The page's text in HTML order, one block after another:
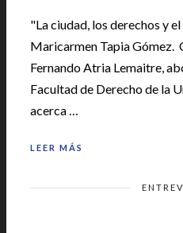
"La ciudad, los derechos y
Maricarmen Tapia Gómez.
Fernando Atria Lemaitre,
Facultad de Derecho de la
acerca …
LEER MÁS